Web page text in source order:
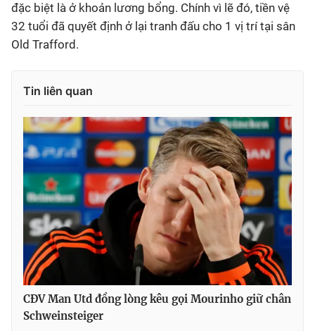
Bên lề
đặc biệt là ở khoản lương bổng. Chính vì lẽ đó, tiền vệ
32 tuổi đã quyết định ở lại tranh đấu cho 1 vị trí tại sân
Old Trafford.
Tin liên quan
CĐV Man Utd đồng lòng kêu gọi Mourinho giữ chân
Schweinsteiger